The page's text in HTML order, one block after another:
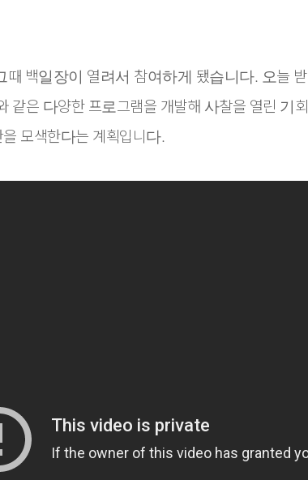
백일장이 열려서 참여하게 됐습니다. 오늘
같은 다양한 프로그램을 개발해 사찰을 열린 기
모색한다는 계획입니다.